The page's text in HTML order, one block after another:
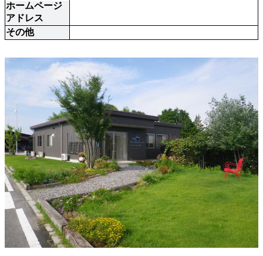
ホームページ
アドレス
その他